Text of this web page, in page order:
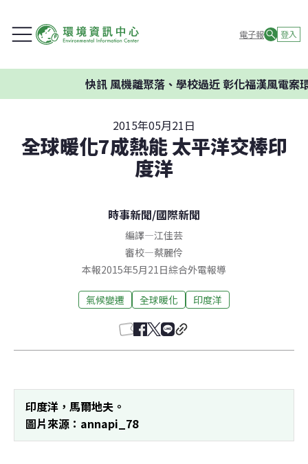
電子報 登入
快訊風機離聚落、學校過近 彰化福漢風電案環
2015年05月21日
全球暖化7成熱能 太平洋交棒印
度洋
時事新聞/國際新聞
編譯—江佳芸
審校—蔡麗伶
本報2015年5月21日綜合外電報導
氣候變遷 全球暖化 印度洋
印度洋，馬爾地夫。
圖片來源：annapi_78